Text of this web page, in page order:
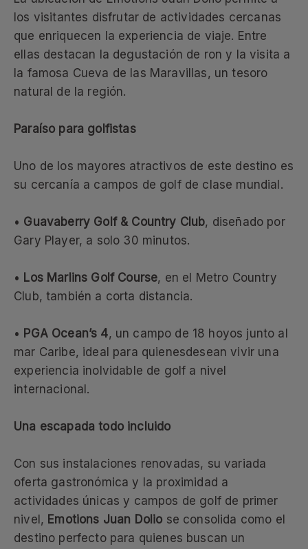
los visitantes disfrutar de actividades cercanas
que enriquecen la experiencia de viaje. Entre
ellas destacan la degustación de ron y la visita a
la famosa Cueva de las Maravillas, un tesoro
natural de la región.
Paraíso para golfistas
Uno de los mayores atractivos de este destino es
su cercanía a campos de golf de clase mundial.
• Guavaberry Golf & Country Club, diseñado por
Gary Player, a solo 30 minutos.
• Los Marlins Golf Course, en el Metro Country
Club, también a corta distancia.
• PGA Ocean’s 4, un campo de 18 hoyos junto al
mar Caribe, ideal para quienesdesean vivir una
experiencia inolvidable de golf a nivel
internacional.
Una escapada todo incluido
Con sus instalaciones renovadas, su variada
oferta gastronómica y la proximidad a
actividades únicas y campos de golf de primer
nivel, Emotions Juan Dolio se consolida como el
destino perfecto para quienes buscan un